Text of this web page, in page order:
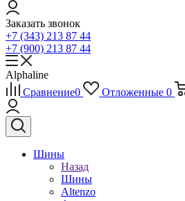
Заказать звонок
+7 (343) 213 87 44
+7 (900) 213 87 44
Alphaline
Сравнение0 Отложенные 0
Шины
Назад
Шины
Altenzo